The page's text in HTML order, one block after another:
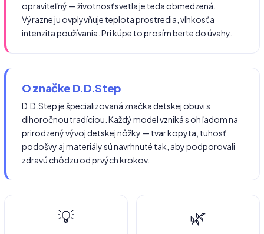
opraviteľný — životnosť svetla je teda obmedzená.
Výrazne ju ovplyvňuje teplota prostredia, vlhkosť a
intenzita používania. Pri kúpe to prosím berte do úvahy.
O značke D.D.Step
D.D.Step je špecializovaná značka detskej obuvi s
dlhoročnou tradíciou. Každý model vzniká s ohľadom na
prirodzený vývoj detskej nôžky — tvar kopyta, tuhosť
podošvy aj materiály sú navrhnuté tak, aby podporovali
zdravú chôdzu od prvých krokov.
💡 🌿